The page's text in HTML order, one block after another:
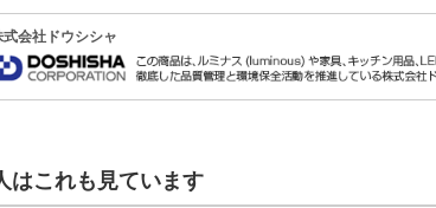
式会社ドウシシャ
はこれも見ています